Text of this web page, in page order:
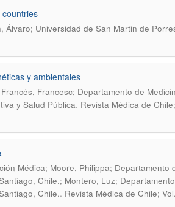
Álvaro; Universidad de San Martin de
y ambientales
Francesc; Departamento de
y Salud Pública. Revista Médica de
Médica; Moore, Philippa; Departamento
Chile.; Montero, Luz;
Chile.. Revista Médica de Chile;